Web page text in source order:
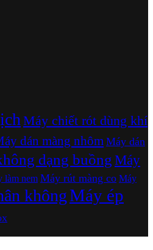
Máy chiết rót dùng khí
dán màng nhôm Máy dán
dạng buồngMáy
làm nem Máy rút màng co Máy
khôngMáy ép